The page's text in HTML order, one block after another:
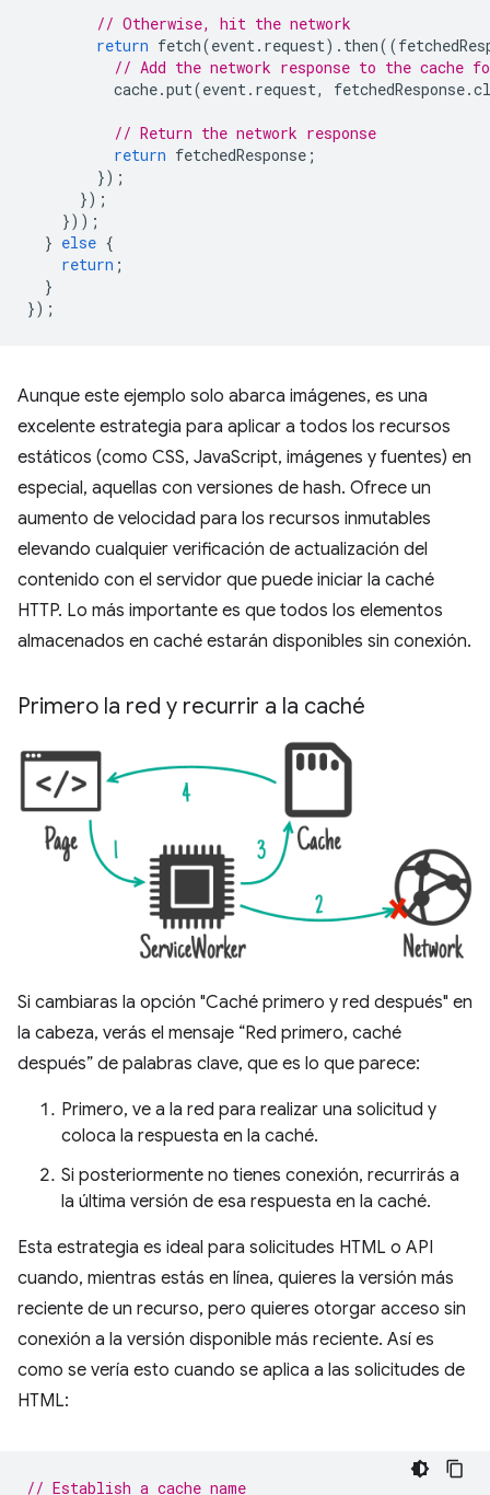
// Otherwise, hit the network
return fetch(event . request). then((
// Add the network response to the
cache.put(event . request, fetchedResponse.
// Return the network response
return fetchedResponse ;
});
});
}));
} else {
return ;
}
});
Aunque este ejemplo solo abarca imágenes, es una
excelente estrategia para aplicar a todos los recursos
estáticos (como CSS, JavaScript, imágenes y fuentes) en
especial, aquellas con versiones de hash. Ofrece un
aumento de velocidad para los recursos inmutables
elevando cualquier verificación de actualización del
contenido con el servidor que puede iniciar la caché
HTTP. Lo más importante es que todos los elementos
almacenados en caché estarán disponibles sin conexión.
Primero la red y recurrir a la caché
Si cambiaras la opción "Caché primero y red después" en
la cabeza, verás el mensaje “Red primero, caché
después” de palabras clave, que es lo que parece:
Primero, ve a la red para realizar una solicitud y
coloca la respuesta en la caché.
Si posteriormente no tienes conexión, recurrirás a
la última versión de esa respuesta en la caché.
Esta estrategia es ideal para solicitudes HTML o API
cuando, mientras estás en línea, quieres la versión más
reciente de un recurso, pero quieres otorgar acceso sin
conexión a la versión disponible más reciente. Así es
como se vería esto cuando se aplica a las solicitudes de
HTML:
// Establish a cache name